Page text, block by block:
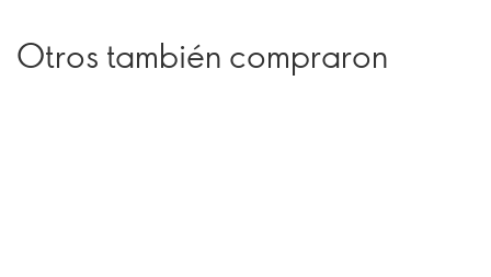
Otros también compraron